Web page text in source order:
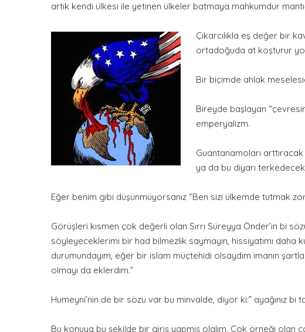
artık kendi ülkesi ile yetinen ülkeler batmaya mahkumdur
Çıkarcılıkla eş değer bir
ortadoğuda at koşturur
Bir biçimde ahlak
Bireyde başlayan
emperyalizm.
Guantanamoları
ya da bu diyarı
Eğer benim gibi düşünmüyorsanız “Ben sizi ülkemde tutmak
Görüşleri kısmen çok değerli olan Sırrı Süreyya Önder’in bi
söyleyeceklerimi bir had bilmezlik saymayın, hissiyatımı
durumundayım, eğer bir islam müçtehidi olsaydım imanın
olmayı da eklerdim.”
Humeyni’nin de bir sözü var bu minvalde, diyor ki:” ayağınız bi
Bu konuya bu şekilde bir giriş yapmış olalım. Çok örneği olan